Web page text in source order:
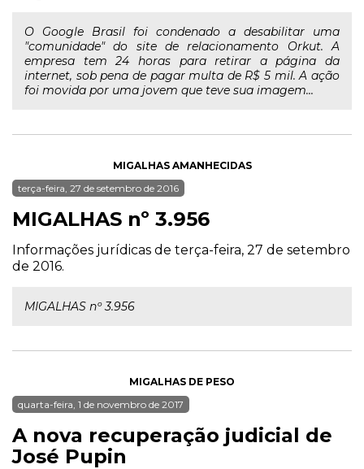
O Google Brasil foi condenado a desabilitar uma
"comunidade" do site de relacionamento Orkut. A
empresa tem 24 horas para retirar a página da
internet, sob pena de pagar multa de R$ 5 mil. A ação
foi movida por uma jovem que teve sua imagem...
MIGALHAS AMANHECIDAS
terça-feira, 27 de setembro de 2016
MIGALHAS nº 3.956
Informações jurídicas de terça-feira, 27 de setembro
de 2016.
MIGALHAS nº 3.956
MIGALHAS DE PESO
quarta-feira, 1 de novembro de 2017
A nova recuperação judicial de
José Pupin